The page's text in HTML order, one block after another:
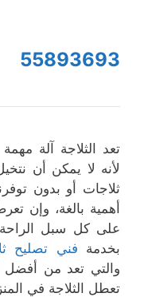
55893693
تعد الثلاجة آلة
لأنه لا يمكن أن
ثلاجات أو بدون
أهمية بالغة، وإن
على كل سبل الراحة
بخدمة فني تصليح
والتي تعد من أفضل
تعطل الثلاجة في